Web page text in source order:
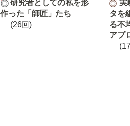
研究者としての私を形
作った「師匠」たち
(26回)
実
タを
る不
アプ